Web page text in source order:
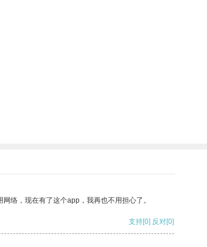
络，现在有了这个app，我再也不用担心了。
支持[0] 反对[0]